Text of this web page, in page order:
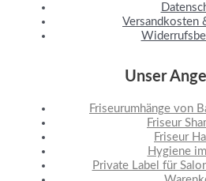
Versandkosten
Unser
Friseurumhänge von
Friseur
Friseur
Hygiene
Private Label für